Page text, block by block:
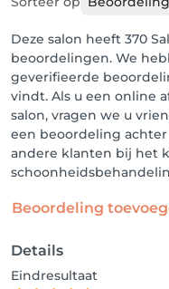
Deze salon heeft 370
beoordelingen. We
geverifieerde
vindt. Als u een online
salon, vragen we u
een beoordeling
andere klanten bij het
Beoordeling
Details
Eindresultaat